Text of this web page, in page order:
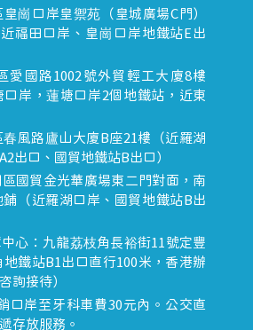
崗口岸皇禦苑（皇城廣場C門）
福田口岸、皇崗口岸地鐵站E出
愛國路1002號外貿輕工大廈8樓
口岸，蓮塘口岸2個地鐵站，近東
風路廬山大廈B座21樓（近羅湖
出口、國貿地鐵站B出口）
國貿金光華廣場東二門對面，南
（近羅湖口岸、國貿地鐵站B出
心：九龍荔枝角長裕街11號定豐
鐵站B1出口直行100米，香港辦
詢接待）
口岸至牙科車費30元內。公交直
存放服務。